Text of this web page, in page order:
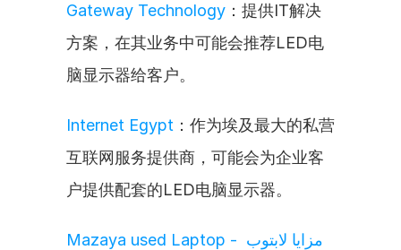
Gateway Technology ：提供IT解决
方案，在其业务中可能会推荐LED电
脑显示器给客户。
Internet Egypt ：作为埃及最大的私营
互联网服务提供商，可能会为企业客
户提供配套的LED电脑显示器。
Mazaya used Laptop - مزايا لابتوب